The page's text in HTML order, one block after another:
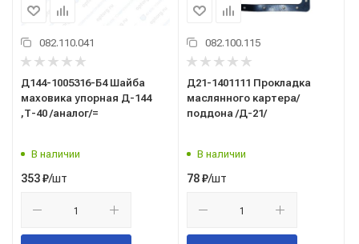
082.110.041
Д144-1005316-Б4 Шайба
маховика упорная Д-144
,Т-40 /аналог/=
В наличии
353₽/шт
082.100.115
Д21-1401111 Прокладка
маслянного картера/
поддона /Д-21/
В наличии
78₽/шт